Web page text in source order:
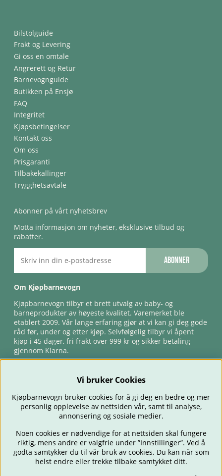
Bilstolguide
Frakt og Levering
Gi oss en omtale
Angrerett og Retur
Barnevognguide
Butikken på Ensjø
FAQ
Integritet
Kjøpsbetingelser
Kontakt oss
Om oss
Prisgaranti
Tilbakekallinger
Trygghetsavtale
Abonner på vårt nyhetsbrev
Motta informasjon om nyheter, eksklusive tilbud og
rabatter.
Abonner
Om Kjøpbarnevogn
Kjøpbarnevogn tilbyr et brett utvalg av baby- og
barneprodukter av høyeste kvalitet. Varemerket ble
etablert 2009. Vår lange erfaring gjør at vi kan gi deg gode
råd før, under og etter kjøp. Selvfølgelig tilbyr vi åpent
kjøp i 45 dager, fri frakt over 999 kr og sikker betaling
gjennom Klarna.
BARNEVOGNER BILSTOLER BABY SPISE & MATE
REISE
FORELDRE
BARNEROMMET LEKER TILBUD
OUTLET
Vi bruker Cookies
Kjøpbarnevogn bruker cookies for å gi deg en bedre og mer
personlig opplevelse av nettsiden vår, samt til analyse,
annonsering og sosiale medier.
Noen cookies er nødvendige for at nettsiden skal fungere
riktig, mens andre er valgfrie under ”Innstillinger”. Ved å
godta samtykker du til vår bruk av cookies. Du kan når som
helst endre eller trekke tilbake samtykket ditt.